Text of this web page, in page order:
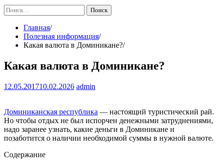
Найти:
Главная
Полезная информация
Какая валюта в Доминикане?
Какая валюта в Доминикане?
12.05.201710.02.2026 admin
Доминиканская республика — настоящий туристический рай.
Но чтобы отдых не был испорчен денежными затруднениями,
надо заранее узнать, какие деньги в Доминикане и
позаботится о наличии необходимой суммы в нужной валюте.
Содержание